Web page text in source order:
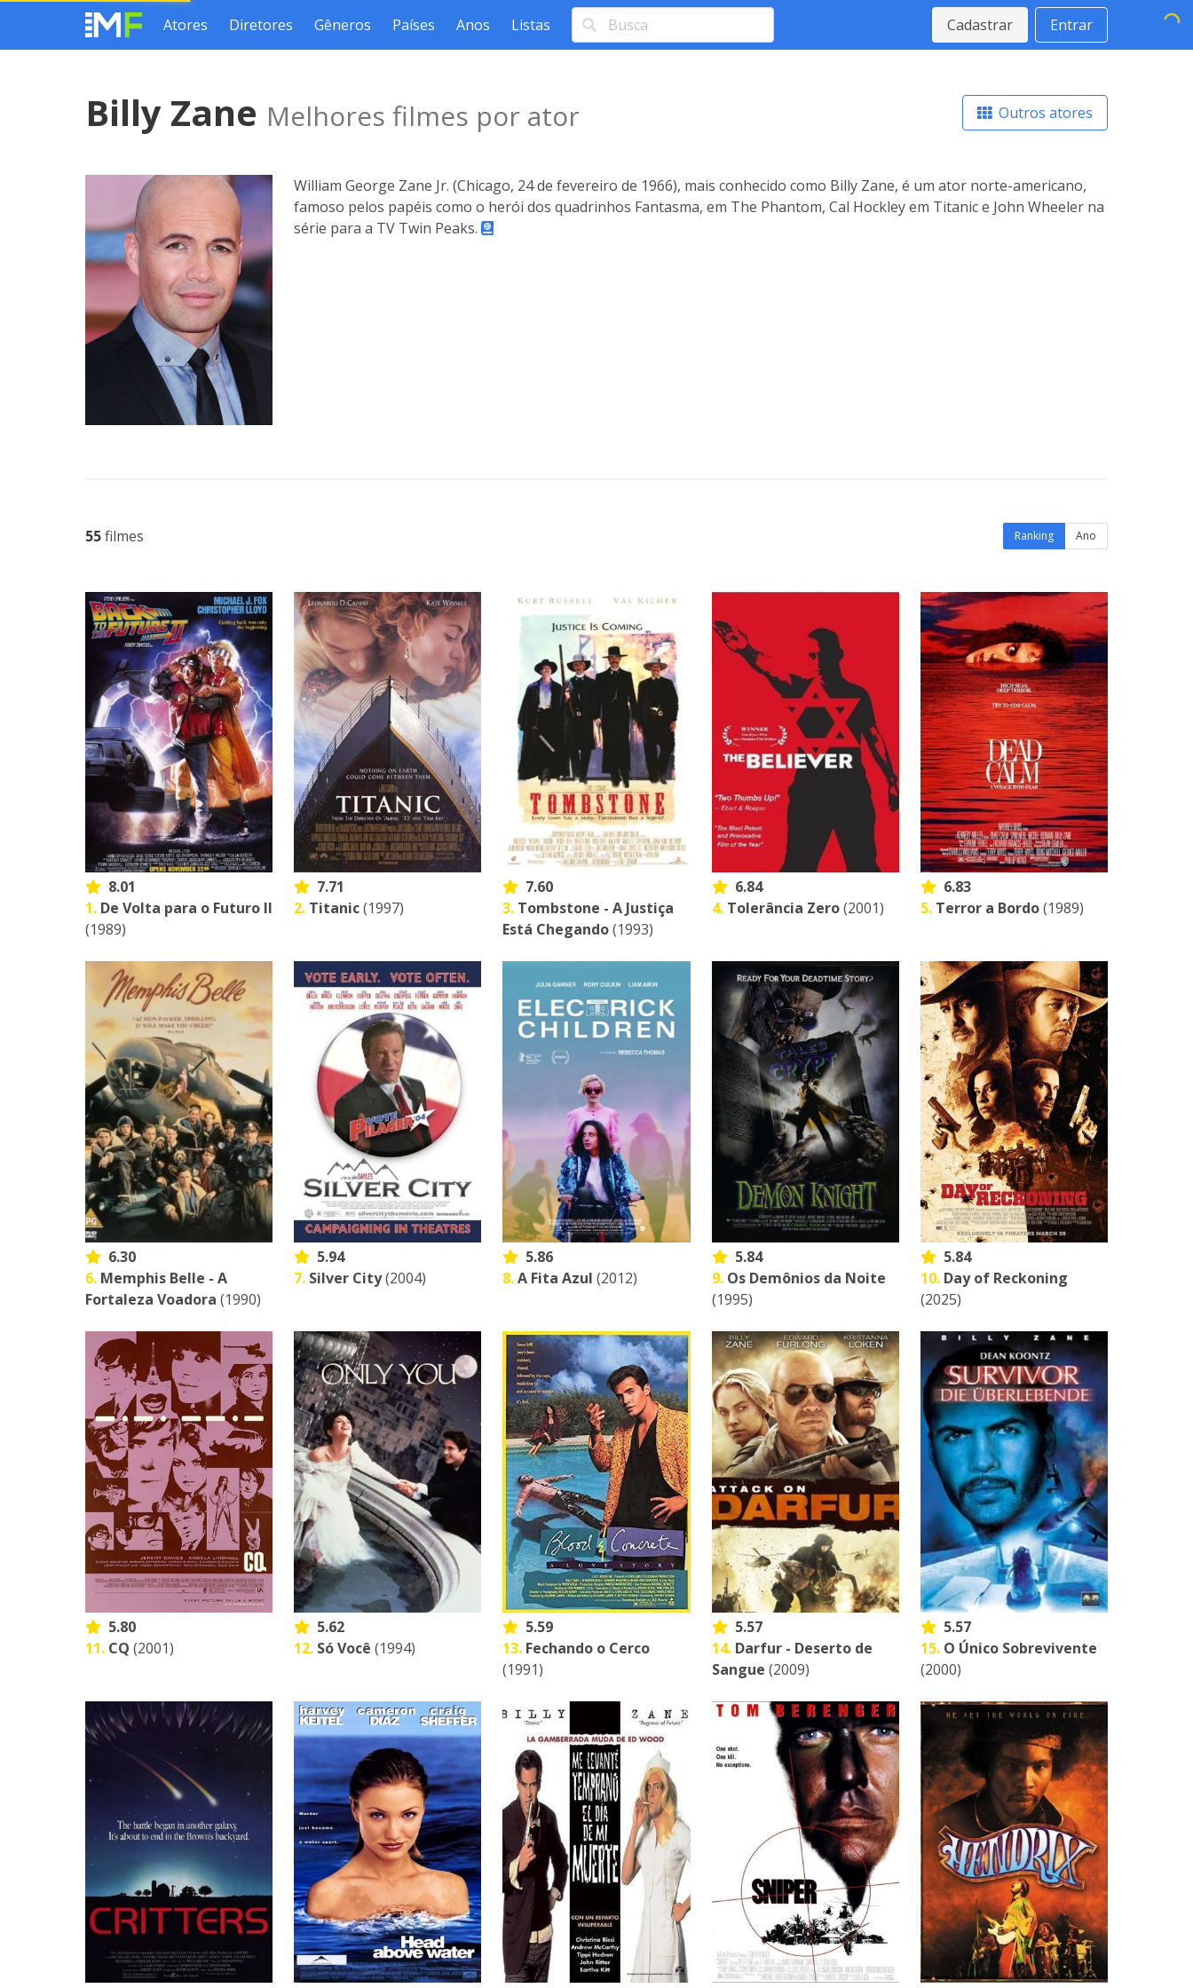
Atores Diretores Gêneros Países Anos Listas Cadastrar Entrar
Billy Zane Melhores filmes por ator Outros atores
William George Zane Jr. (Chicago, 24 de fevereiro de 1966), mais conhecido como Billy Zane, é um ator norte-americano,
famoso pelos papéis como o herói dos quadrinhos Fantasma, em The Phantom, Cal Hockley em Titanic e John Wheeler na
série para a TV Twin Peaks.
55filmes Ranking Ano
8.01
1. De Volta para o Futuro II
(1989)
7.71
2. Titanic(1997)
7.60
3. Tombstone - A Justiça
Está Chegando(1993)
6.84
4. Tolerância Zero(2001)
6.83
5. Terror a Bordo(1989)
6.30
6. Memphis Belle - A
Fortaleza Voadora (1990)
5.94
7. Silver City(2004)
5.86
8.A Fita Azul (2012)
5.84
9. Os Demônios da Noite
(1995)
5.84
10. Day of Reckoning
(2025)
5.80
11. CQ (2001)
5.62
12. Só Você (1994)
5.59
13. Fechando o Cerco
(1991)
5.57
14. Darfur - Deserto de
Sangue (2009)
5.57
15. O Único Sobrevivente
(2000)